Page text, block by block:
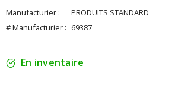
Manufacturier :
PRODUITS STANDARD
# Manufacturier : 69387
En inventaire